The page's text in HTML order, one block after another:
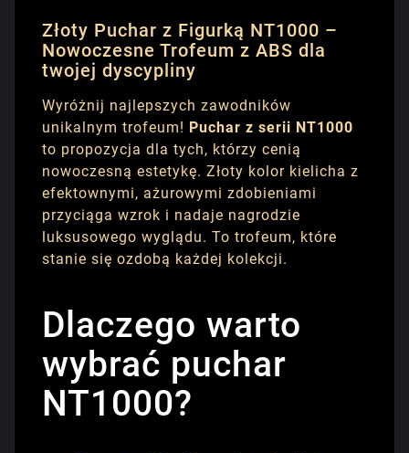
Złoty Puchar z Figurką NT1000 –
Nowoczesne Trofeum z ABS dla
twojej dyscypliny
Wyróżnij najlepszych zawodników
unikalnym trofeum! Puchar z serii NT1000
to propozycja dla tych, którzy cenią
nowoczesną estetykę. Złoty kolor kielicha z
efektownymi, ażurowymi zdobieniami
przyciąga wzrok i nadaje nagrodzie
luksusowego wyglądu. To trofeum, które
stanie się ozdobą każdej kolekcji.
Dlaczego warto
wybrać puchar
NT1000?